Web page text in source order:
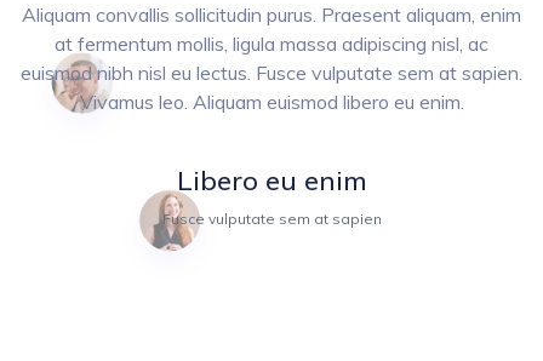
Aliquam convallis sollicitudin purus. Praesent aliquam, enim
at fermentum mollis, ligula massa adipiscing nisl, ac
euismod nibh nisl eu lectus. Fusce vulputate sem at sapien.
Vivamus leo. Aliquam euismod libero eu enim.
Libero eu enim
Fusce vulputate sem at sapien